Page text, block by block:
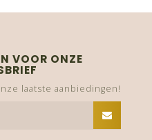
VOOR ONZE
laatste aanbiedingen!